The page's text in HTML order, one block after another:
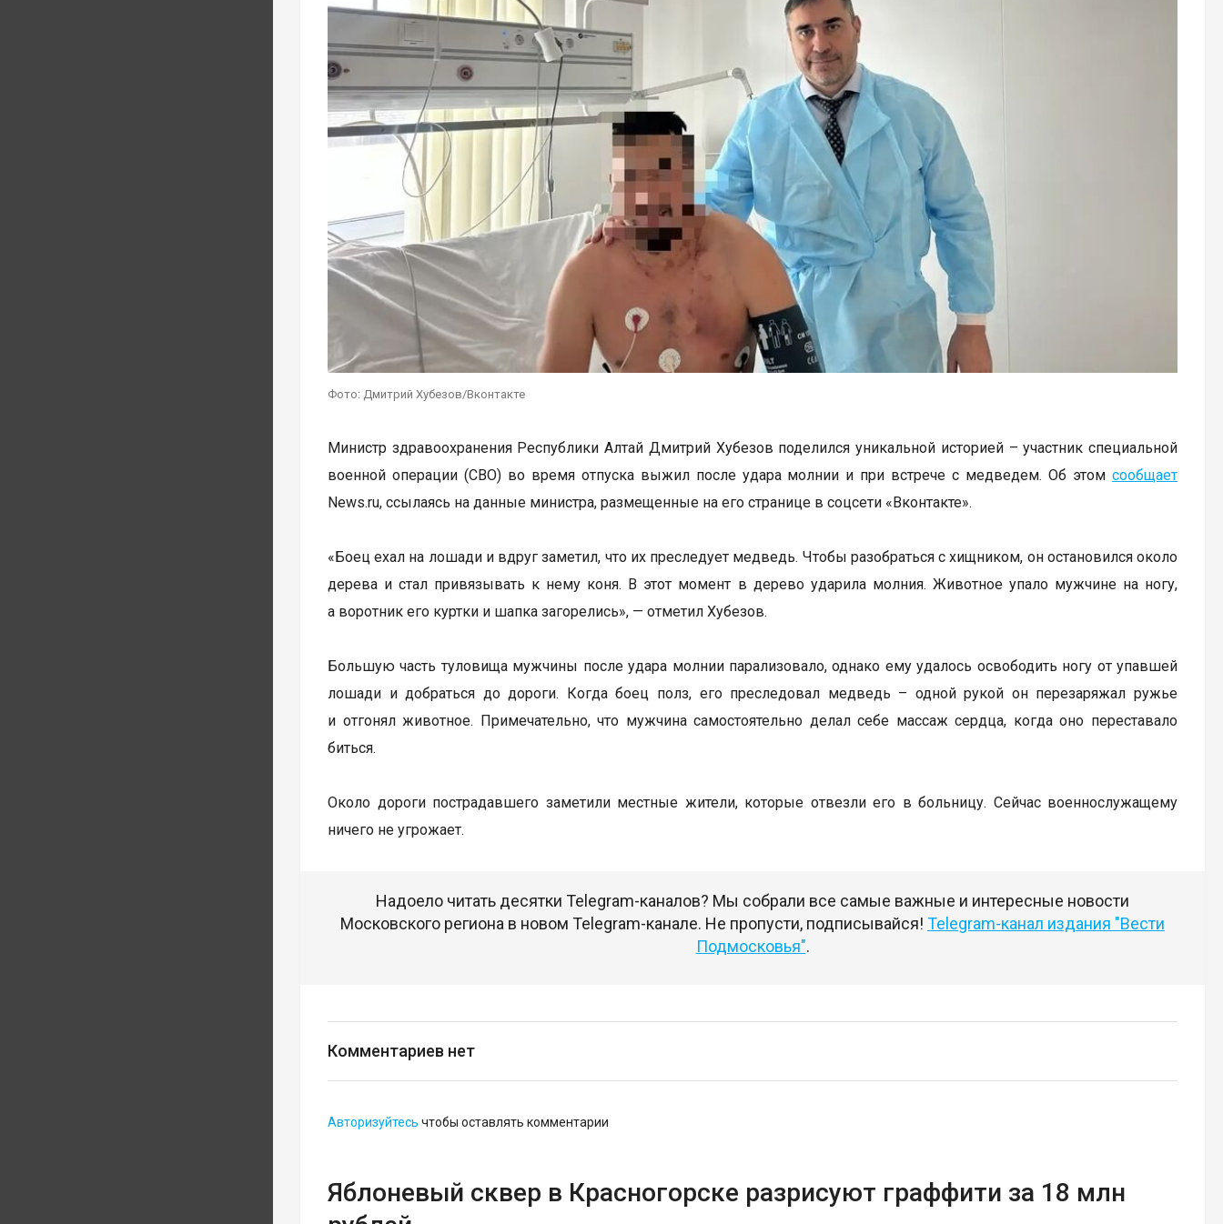
Фото: Дмитрий Хубезов/Вконтакте
Министр здравоохранения Республики Алтай Дмитрий Хубезов поделился уникальной историей – участник специальной
военной операции (СВО) во время отпуска выжил после удара молнии и при встрече с медведем. Об этом сообщает
News.ru, ссылаясь на данные министра, размещенные на его странице в соцсети «Вконтакте».
«Боец ехал на лошади и вдруг заметил, что их преследует медведь. Чтобы разобраться с хищником, он остановился около
дерева и стал привязывать к нему коня. В этот момент в дерево ударила молния. Животное упало мужчине на ногу,
а воротник его куртки и шапка загорелись», — отметил Хубезов.
Большую часть туловища мужчины после удара молнии парализовало, однако ему удалось освободить ногу от упавшей
лошади и добраться до дороги. Когда боец полз, его преследовал медведь – одной рукой он перезаряжал ружье
и отгонял животное. Примечательно, что мужчина самостоятельно делал себе массаж сердца, когда оно переставало
биться.
Около дороги пострадавшего заметили местные жители, которые отвезли его в больницу. Сейчас военнослужащему
ничего не угрожает.
Надоело читать десятки Telegram-каналов? Мы собрали все самые важные и интересные новости
Московского региона в новом Telegram-канале. Не пропусти, подписывайся! Telegram-канал издания "Вести
Подмосковья".
Комментариев нет
Авторизуйтесь чтобы оставлять комментарии
Яблоневый сквер в Красногорске разрисуют граффити за 18 млн